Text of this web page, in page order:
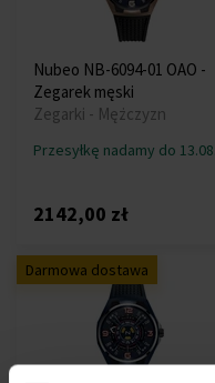
Nubeo NB-6094-01 OAO -
Zegarek męski
Zegarki - Mężczyzn
Przesyłkę nadamy do 13.08.
2142,00 zł
Darmowa dostawa